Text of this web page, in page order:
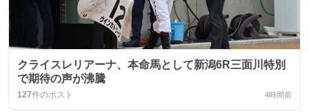
クライスレリアーナ、本命馬として新潟6R三面川特別
で期待の声が沸騰
127件のポスト 4時間前